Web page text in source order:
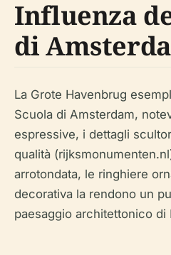
Influenza
di
La Grote Havenbrug
Scuola di Amsterdam,
espressive, i dettagli
qualità
arrotondata, le ringhiere
decorativa la rendono un
paesaggio architettonico di